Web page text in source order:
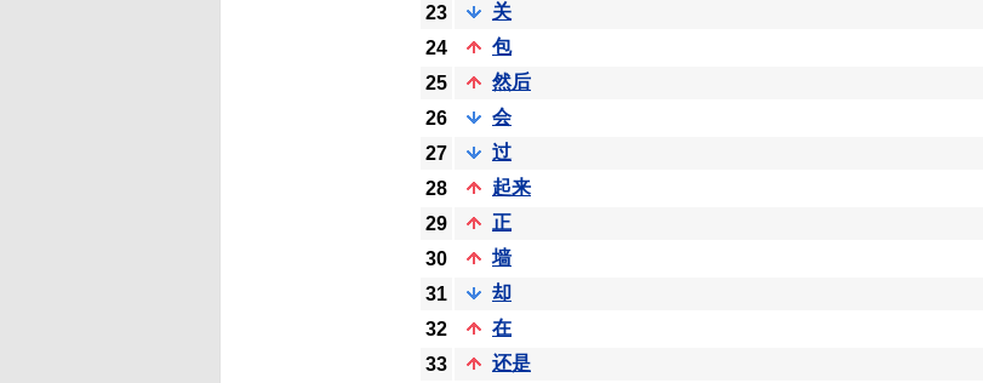
23
关
24
包
25
然后
26
会
27
过
28
起来
29
正
30
墙
31
却
32
在
33
还是